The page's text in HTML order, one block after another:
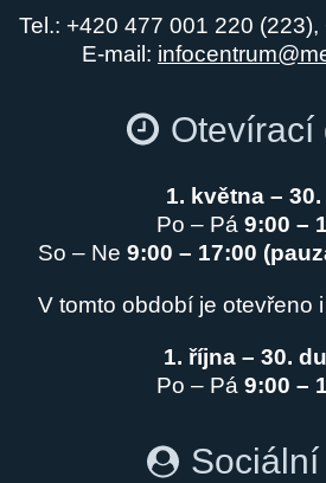
Tel.: +420 477 001 220
E-mail:
Otevírací
1. května –
Po – Pá 9:00 –
So – Ne 9:00 – 17:00
V tomto období je otevřeno
1. října – 30.
Po – Pá 9:00 –